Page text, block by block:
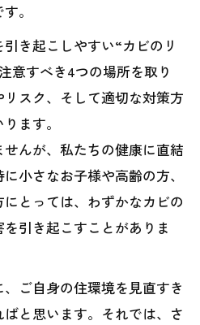
。
き起こしやすい“カビのリ
意すべき4つの場所を取り
スク、そして適切な対策方
ます。
んが、私たちの健康に直結
小さなお子様や高齢の方、
とっては、わずかなカビの
引き起こすことがありま
ご自身の住環境を見直すき
と思います。それでは、さ